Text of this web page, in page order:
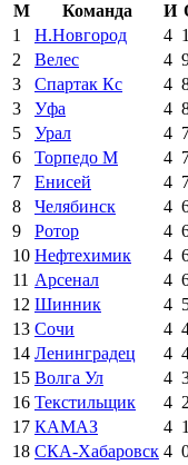
М Команда И
1
Н.Новгород 4
2
Велес 4
3
Спартак Кс 4
3
Уфа 4
5
Урал 4
6
Торпедо М 4
7
Енисей 4
8
Челябинск 4
9
Ротор 4
10 Нефтехимик 4
11 Арсенал 4
12 Шинник 4
13 Сочи 4
14 Ленинградец 4
15 Волга Ул 4
16 Текстильщик 4 2
17 КАМАЗ 4 1
18 СКА-Хабаровск 4